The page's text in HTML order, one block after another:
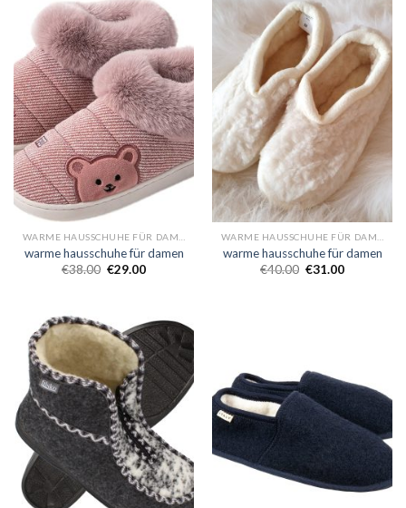
warme hausschuhe für damen
€38.00 €29.00
warme hausschuhe für damen
€40.00 €31.00